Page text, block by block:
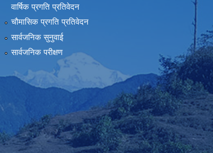
वार्षिक प्रगति प्रतिवेदन
चौमासिक प्रगति प्रतिवेदन
सार्वजनिक सुनुवाई
सार्वजनिक परीक्षण